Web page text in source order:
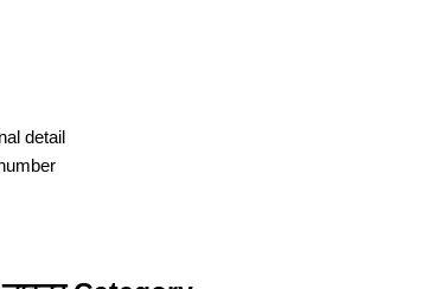
detail